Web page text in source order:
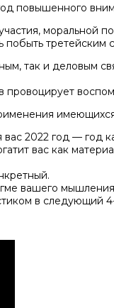
повышенного
побыть третейским
так и деловым
провоцирует
вас 2022 год — год
вас как
вашего
в следующий